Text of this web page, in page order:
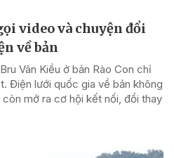
video và chuyện đổi
về bản
Vân Kiều ở bản Rào Con chỉ
Điện lưới quốc gia về bản không
mở ra cơ hội kết nối, đổi thay